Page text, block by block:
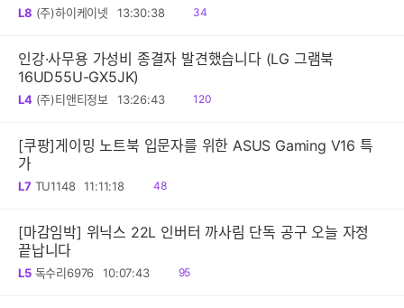
L8 (주)하이케이넷 13:30:38
읽
34
인강·사무용 가성비 종결자 발견했습니다 (LG 그램북
16UD55U-GX5JK)
L4 (주)티앤티정보 13:26:43
읽
120
[쿠팡]게이밍 노트북 입문자를 위한 ASUS Gaming V16 특
가
L7 TU1148 11:11:18
읽
48
[마감임박] 위닉스 22L 인버터 까사림 단독 공구 오늘 자정
끝납니다
L5 독수리6976 10:07:43
읽
95